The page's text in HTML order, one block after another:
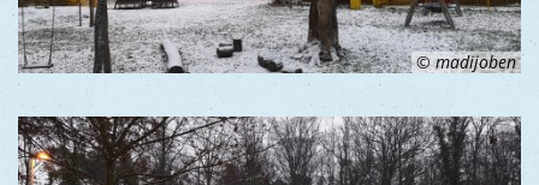
© madijoben